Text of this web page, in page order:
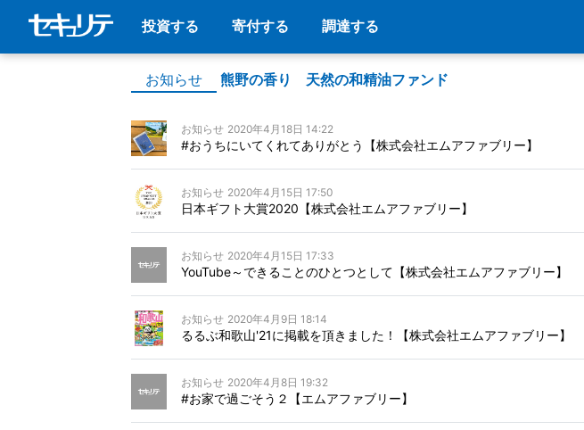
投資する 寄付する 調達する
お知らせ 熊野の香り 天然の和精油ファンド
お知らせ 2020年4月18日 14:22
#おうちにいてくれてありがとう【株式会社エムアファブリー】
お知らせ 2020年4月15日 17:50
日本ギフト大賞2020【株式会社エムアファブリー】
お知らせ 2020年4月15日 17:33
YouTube～できることのひとつとして【株式会社エムアファブリー】
お知らせ 2020年4月9日 18:14
るるぶ和歌山'21に掲載を頂きました！【株式会社エムアファブリー】
お知らせ 2020年4月8日 19:32
#お家で過ごそう２【エムアファブリー】